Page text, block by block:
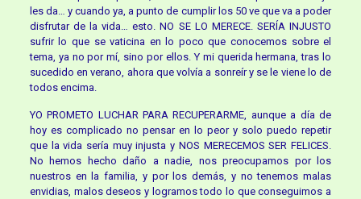
les da… y cuando ya, a punto de cumplir los 50 ve que va a poder
disfrutar de la vida… esto. NO SE LO MERECE. SERÍA INJUSTO
sufrir lo que se vaticina en lo poco que conocemos sobre el
tema, ya no por mí, sino por ellos. Y mi querida hermana, tras lo
sucedido en verano, ahora que volvía a sonreír y se le viene lo de
todos encima.
YO PROMETO LUCHAR PARA RECUPERARME, aunque a día de
hoy es complicado no pensar en lo peor y solo puedo repetir
que la vida sería muy injusta y NOS MERECEMOS SER FELICES.
No hemos hecho daño a nadie, nos preocupamos por los
nuestros en la familia, y por los demás, y no tenemos malas
envidias, malos deseos y logramos todo lo que conseguimos a